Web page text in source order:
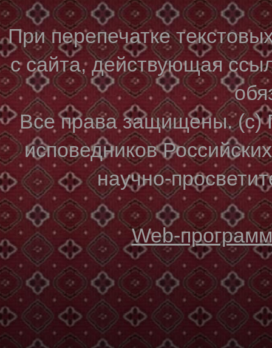
При перепечатке
с сайта, действующая
Все права защищены. (с)
исповедников
научно-
Web-